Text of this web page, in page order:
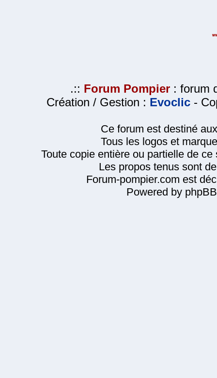
.:: Forum Pompier : forum
Création / Gestion : Evoclic -
Ce forum est destiné
Tous les logos et
Toute copie entière ou partielle de
Les propos tenus sont
Forum-pompier.com est
Powered by